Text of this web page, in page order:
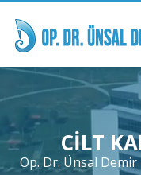
CILT
Op. Dr. Ünsal